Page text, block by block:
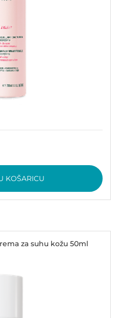
KOŠARICU
za suhu kožu 50ml